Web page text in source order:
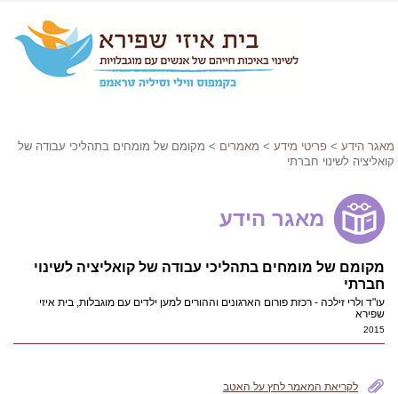
מאגר הידע > פריטי מידע > מאמרים > מקומם של מומחים בתהליכי עבודה של
קואליציה לשינוי חברתי
מאגר הידע
מקומם של מומחים בתהליכי עבודה של קואליציה לשינוי
חברתי
עו"ד ולרי זילכה - רכזת פורום הארגונים וההורים למען ילדים עם מוגבלות, בית איזי
שפירא
2015
לקריאת המאמר לחץ על האטב